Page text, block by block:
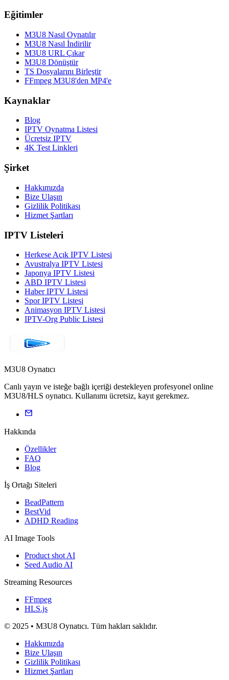
Eğitimler
M3U8 Nasıl Oynatılır
M3U8 Nasıl İndirilir
M3U8 URL Çıkar
M3U8 Dönüştür
TS Dosyalarını Birleştir
FFmpeg M3U8'den MP4'e
Kaynaklar
Blog
IPTV Oynatma Listesi
Ücretsiz IPTV
4K Test Linkleri
Şirket
Hakkımızda
Bize Ulaşın
Gizlilik Politikası
Hizmet Şartları
IPTV Listeleri
Herkese Açık IPTV Listesi
Avustralya IPTV Listesi
Japonya IPTV Listesi
ABD IPTV Listesi
Haber IPTV Listesi
Spor IPTV Listesi
Animasyon IPTV Listesi
IPTV-Org Public Listesi
M3U8 Oynatıcı
Canlı yayın ve isteğe bağlı içeriği destekleyen profesyonel online
M3U8/HLS oynatıcı. Kullanımı ücretsiz, kayıt gerekmez.
Hakkında
Özellikler
FAQ
Blog
İş Ortağı Siteleri
BeadPattern
BestVid
ADHD Reading
AI Image Tools
Product shot AI
Seed Audio AI
Streaming Resources
FFmpeg
HLS.js
© 2025 • M3U8 Oynatıcı. Tüm hakları saklıdır.
Hakkımızda
Bize Ulaşın
Gizlilik Politikası
Hizmet Şartları